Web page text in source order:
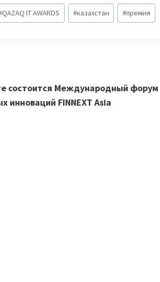
QAZAQ IT AWARDS #казахстан #премия
состоится Международный форум
инноваций FINNEXT Asia